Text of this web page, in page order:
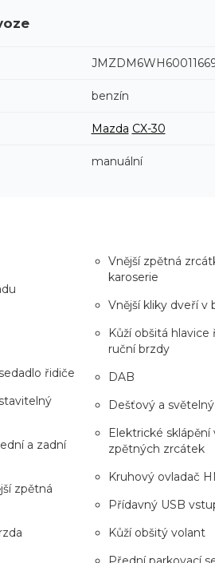
benzín
Mazda CX-30
manuální
řidiče
a zadní
zpětná
Vnější zpětná
karoserie
Vnější kliky dveří v
Kůží obšitá hlavice
ruční brzdy
DAB
Dešťový a
Elektrické sklápění
zpětných zrcátek
Kruhový ovladač
Přídavný USB
Kůží obšitý volant